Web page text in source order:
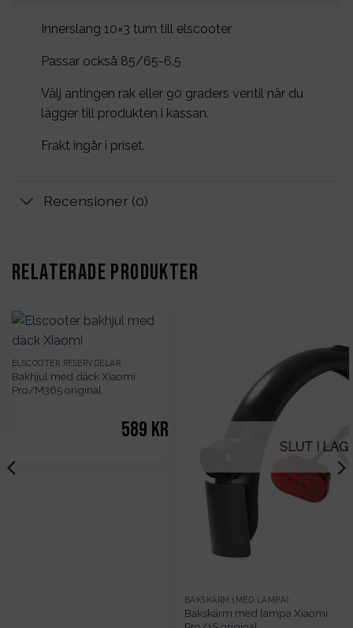
Innerslang 10×3 tum till elscooter
Passar också 85/65-6.5
Välj antingen rak eller 90 graders ventil när du
lägger till produkten i kassan.
Frakt ingår i priset.
Recensioner (0)
RELATERADE PRODUKTER
ELSCOOTER RESERVDELAR
Bakhjul med däck Xiaomi
Pro/M365 original
589 kr
SLUT I
BAKSKÄRM (MED LAMPA)
Bakskärm med lampa Xiaomi